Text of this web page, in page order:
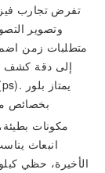
تفرض تجارب
وتصوير
متطلبات زمن
إلى دقة كشف
مكونات
انبعاث
الأخيرة، حظي